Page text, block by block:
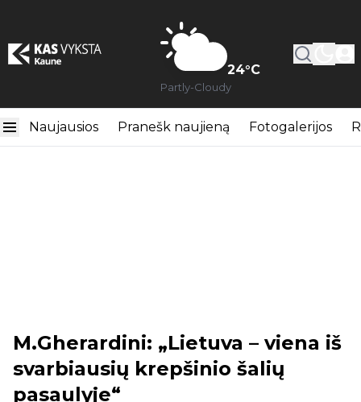
24°C
Partly-Cloudy
Naujausios Pranešk naujieną Fotogalerijos
M.Gherardini: „Lietuva – viena iš
svarbiausių krepšinio šalių
pasaulyje“